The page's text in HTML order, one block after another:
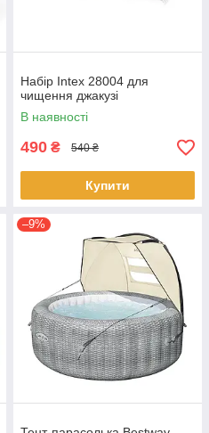
Набір Intex 28004 для
чищення джакузі
В наявності
490 ₴ 540 ₴
Купити
–9%